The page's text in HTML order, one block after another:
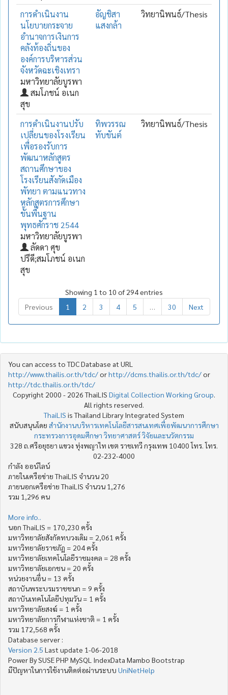
การดำเนินงาน
นโยบายกระจาย
อำนาจการเงินการ
คลังท้องถิ่นของ
องค์การบริหารส่วน
จังหวัดฉะเชิงเทรา
มหาวิทยาลัยบูรพา
สมโภชน์ อเนก
สุข
อัญชิสา
แสงกล้า
วิทยานิพนธ์/Thesis
การดำเนินงานปรับ
เปลี่ยนของโรงเรียน
เพื่อรองรับการ
พัฒนาหลักสูตร
สถานศึกษาของ
โรงเรียนสังกัดเมือง
พัทยา ตามแนวทาง
หลักสูตรการศึกษา
ขั้นพื้นฐาน
พุทธศักราช 2544
มหาวิทยาลัยบูรพา
ลัดดา ศุข
ปรีดี;สมโภชน์ อเนก
สุข
ทิพวรรณ
ทับขันต์
วิทยานิพนธ์/Thesis
Showing 1 to 10 of 294 entries
Previous
1 2 3 4 5 30 Next
You can access to TDC Database at URL
http://www.thailis.or.th/tdc/orhttp://dcms.thailis.or.th/tdc/or
http://tdc.thailis.or.th/tdc/
Copyright 2000 - 2026 ThaiLIS Digital Collection Working Group
All rights reserved.
ThaiLIS is Thailand Library Integrated System
สนับสนุนโดย สำนักงานบริหารเทคโนโลยีสารสนเทศเพื่อพัฒนาการศึกษา
กระทรวงการอุดมศึกษา วิทยาศาสตร์ วิจัยและนวัตกรรม
328 ถ.ศรีอยุธยา แขวง ทุ่งพญาไท เขต ราชเทวี กรุงเทพ 10400 โทร. โทร.
02-232-4000
กำลัง ออน์ไลน์
ภายในเครือข่าย ThaiLIS จำนวน 20
ภายนอกเครือข่าย ThaiLIS จำนวน 1,276
รวม 1,296 คน
More info..
นอก ThaiLIS = 170,230 ครั้ง
มหาวิทยาลัยสังกัดทบวงเดิม = 2,061 ครั้ง
มหาวิทยาลัยราชภัฏ = 204 ครั้ง
มหาวิทยาลัยเทคโนโลยีราชมงคล = 28 ครั้ง
มหาวิทยาลัยเอกชน = 20 ครั้ง
หน่วยงานอื่น = 13 ครั้ง
สถาบันพระบรมราชชนก = 9 ครั้ง
สถาบันเทคโนโลยีปทุมวัน = 1 ครั้ง
มหาวิทยาลัยสงฆ์ = 1 ครั้ง
มหาวิทยาลัยการกีฬาแห่งชาติ = 1 ครั้ง
รวม 172,568 ครั้ง
Database server :
Version 2.5 Last update 1-06-2018
Power By SUSE PHP MySQL IndexData Mambo Bootstrap
มีปัญหาในการใช้งานติดต่อผ่านระบบ UniNetHelp